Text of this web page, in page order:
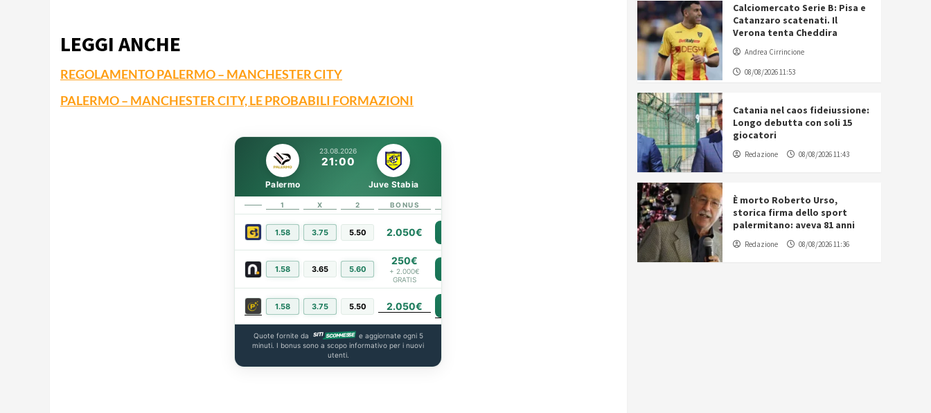
LEGGI ANCHE
REGOLAMENTO PALERMO – MANCHESTER CITY
PALERMO – MANCHESTER CITY, LE PROBABILI FORMAZIONI
23.08.2026
21:00
Palermo Juve Stabia
1 X 2 BONUS
1.58 3.75 5.50 2.050€
1.58 3.65 5.60
250€
+ 2.000€
GRATIS
1.58 3.75 5.50 2.050€
Quote fornite da
e aggiornate ogni 5
minuti. I bonus sono a scopo informativo per i nuovi
utenti.
Calciomercato Serie B: Pisa e
Catanzaro scatenati. Il
Verona tenta Cheddira
Andrea Cirrincione
08/08/2026 11:53
Catania nel caos fideiussione:
Longo debutta con soli 15
giocatori
Redazione 08/08/2026 11:43
È morto Roberto Urso,
storica firma dello sport
palermitano: aveva 81 anni
Redazione 08/08/2026 11:36